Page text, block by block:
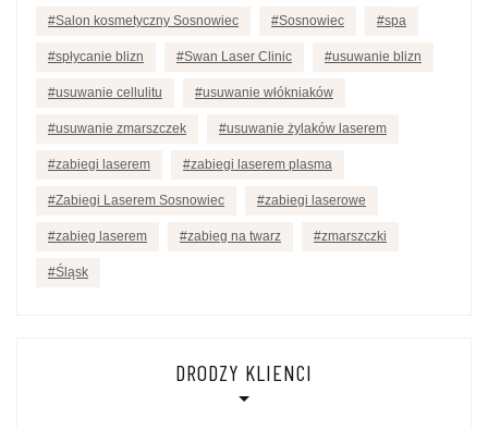
Salon kosmetyczny Sosnowiec Sosnowiec spa
spłycanie blizn Swan Laser Clinic usuwanie blizn
usuwanie cellulitu usuwanie włókniaków
usuwanie zmarszczek usuwanie żylaków laserem
zabiegi laserem zabiegi laserem plasma
Zabiegi Laserem Sosnowiec zabiegi laserowe
zabieg laserem zabieg na twarz zmarszczki
Śląsk
DRODZY KLIENCI